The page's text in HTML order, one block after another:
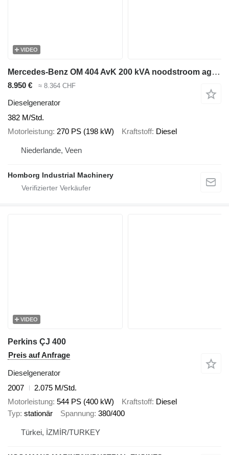
VIDEO
Mercedes-Benz OM 404 AvK 200 kVA noodstroom aggregaat generatorset 382 hours
8.950 € ≈ 8.364 CHF
Dieselgenerator
382 M/Std.
Motorleistung 270 PS (198 kW) Kraftstoff Diesel
Niederlande, Veen
Homborg Industrial Machinery
VIDEO
Perkins ÇJ 400
Preis auf Anfrage
Dieselgenerator
2007
2.075 M/Std.
Motorleistung 544 PS (400 kW) Kraftstoff Diesel
Typ stationär Spannung 380/400
Türkei, İZMİR/TURKEY